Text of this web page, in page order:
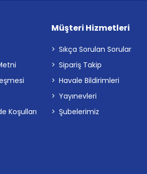
Koşulları
Müşteri Hizmetleri
Sıkça Sorulan Sorular
Sipariş Takip
Havale Bildirimleri
Yayınevleri
Şubelerimiz